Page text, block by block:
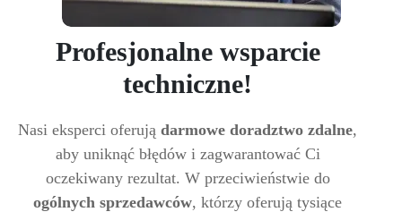
Profesjonalne wsparcie
techniczne!
Nasi eksperci oferują darmowe doradztwo zdalne,
aby uniknąć błędów i zagwarantować Ci
oczekiwany rezultat. W przeciwieństwie do
ogólnych sprzedawców, którzy oferują tysiące